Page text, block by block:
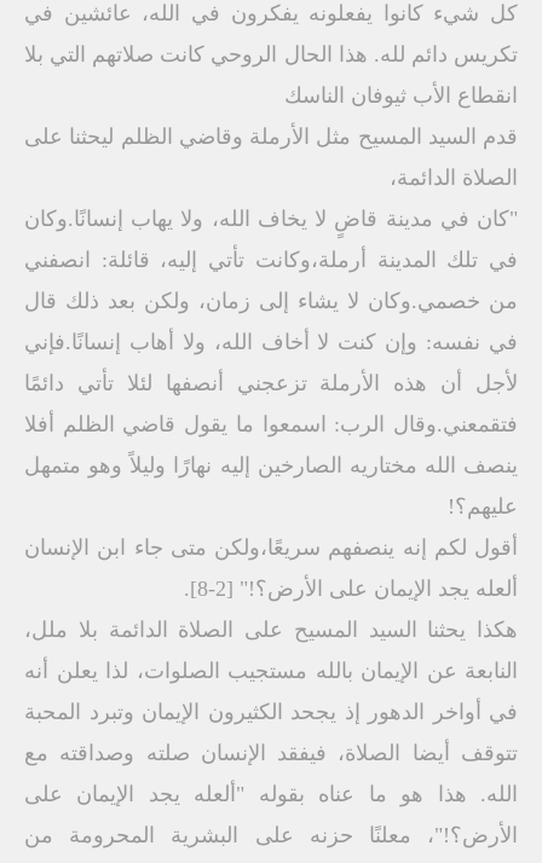
كل شيء كانوا يفعلونه يفكرون في الله، عائشين في
تكريس دائم لله. هذا الحال الروحي كانت صلاتهم التي بلا
انقطاع الأب ثيوفان الناسك
قدم السيد المسيح مثل الأرملة وقاضي الظلم ليحثنا على
الصلاة الدائمة،
"كان في مدينة قاضٍ لا يخاف الله، ولا يهاب إنسانًا.وكان
في تلك المدينة أرملة،وكانت تأتي إليه، قائلة: انصفني
من خصمي.وكان لا يشاء إلى زمان، ولكن بعد ذلك قال
في نفسه: وإن كنت لا أخاف الله، ولا أهاب إنسانًا.فإني
لأجل أن هذه الأرملة تزعجني أنصفها لئلا تأتي دائمًا
فتقمعني.وقال الرب: اسمعوا ما يقول قاضي الظلم أفلا
ينصف الله مختاريه الصارخين إليه نهارًا وليلاً وهو متمهل
عليهم؟!
أقول لكم إنه ينصفهم سريعًا،ولكن متى جاء ابن الإنسان
ألعله يجد الإيمان على الأرض؟!" [2-8].
هكذا يحثنا السيد المسيح على الصلاة الدائمة بلا ملل،
النابعة عن الإيمان بالله مستجيب الصلوات، لذا يعلن أنه
في أواخر الدهور إذ يجحد الكثيرون الإيمان وتبرد المحبة
تتوقف أيضا الصلاة، فيفقد الإنسان صلته وصداقته مع
الله. هذا هو ما عناه بقوله "ألعله يجد الإيمان على
الأرض؟!"، معلنًا حزنه على البشرية المحرومة من